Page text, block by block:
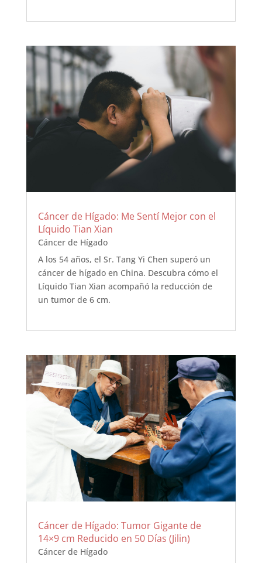
Cáncer de Hígado: Me Sentí Mejor con el
Líquido Tian Xian
Cáncer de Hígado
A los 54 años, el Sr. Tang Yi Chen superó un
cáncer de hígado en China. Descubra cómo el
Líquido Tian Xian acompañó la reducción de
un tumor de 6 cm.
Cáncer de Hígado: Tumor Gigante de
14×9 cm Reducido en 50 Días (Jilin)
Cáncer de Hígado